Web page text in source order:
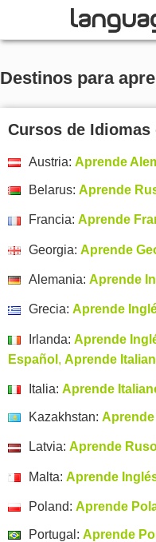
EXPLORAR
Ayuda
Moneda
Destinos para
Cursos de Idiomas
Austria: Aprende
Belarus: Aprende
Francia: Aprende
Georgia: Aprende
Alemania: Aprende
Grecia: Aprende
Irlanda: Aprende
Español , Aprende
Italia: Aprende
Kazakhstan:
Latvia: Aprende
Malta: Aprende
Poland: Aprende
Portugal: Aprende